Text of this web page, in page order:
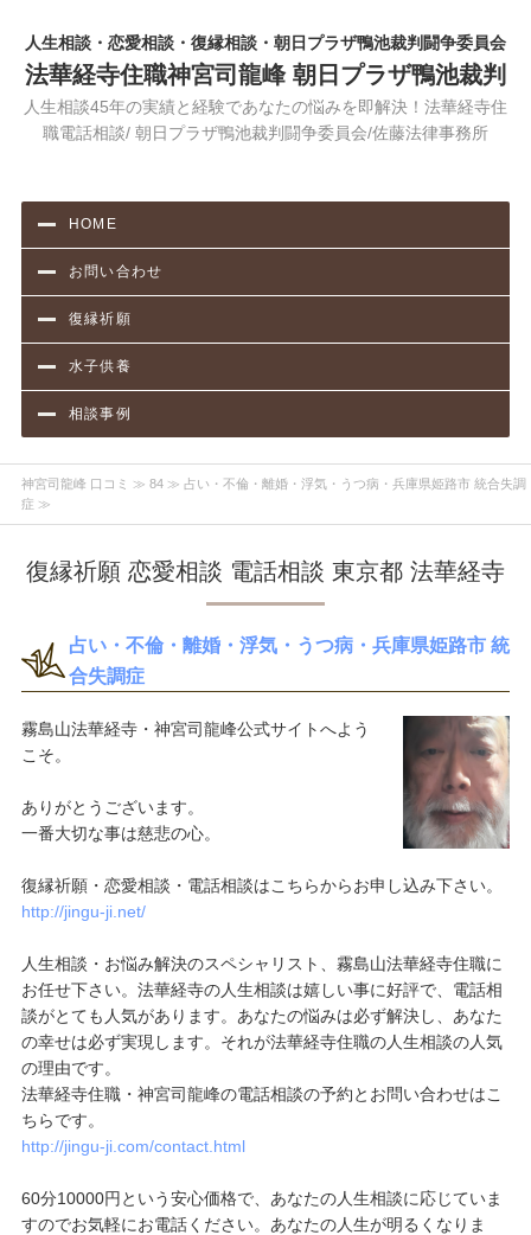
人生相談・恋愛相談・復縁相談・朝日プラザ鴨池裁判闘争委員会
法華経寺住職神宮司龍峰 朝日プラザ鴨池裁判
人生相談45年の実績と経験であなたの悩みを即解決！法華経寺住
職電話相談/ 朝日プラザ鴨池裁判闘争委員会/佐藤法律事務所
HOME
お問い合わせ
復縁祈願
水子供養
相談事例
神宮司龍峰 口コミ ≫ 84≫ 占い・不倫・離婚・浮気・うつ病・兵庫県姫路市 統合失調
症 ≫
復縁祈願 恋愛相談 電話相談 東京都 法華経寺
占い・不倫・離婚・浮気・うつ病・兵庫県姫路市 統
合失調症
霧島山法華経寺・神宮司龍峰公式サイトへよう
こそ。
ありがとうございます。
一番大切な事は慈悲の心。
復縁祈願・恋愛相談・電話相談はこちらからお申し込み下さい。
http://jingu-ji.net/
人生相談・お悩み解決のスペシャリスト、霧島山法華経寺住職に
お任せ下さい。法華経寺の人生相談は嬉しい事に好評で、電話相
談がとても人気があります。あなたの悩みは必ず解決し、あなた
の幸せは必ず実現します。それが法華経寺住職の人生相談の人気
の理由です。
法華経寺住職・神宮司龍峰の電話相談の予約とお問い合わせはこ
ちらです。
http://jingu-ji.com/contact.html
60分10000円という安心価格で、あなたの人生相談に応じていま
すのでお気軽にお電話ください。あなたの人生が明るくなりま